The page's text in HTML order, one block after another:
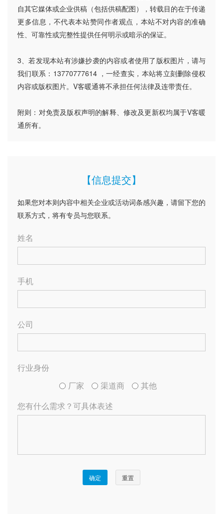
自其它媒体或企业供稿（包括供稿配图），转载目的在于传递
更多信息，不代表本站赞同作者观点，本站不对内容的准确
性、可靠性或完整性提供任何明示或暗示的保证。
3、若发现本站有涉嫌抄袭的内容或者使用了版权图片，请与
我们联系：13770777614 ，一经查实，本站将立刻删除侵权
内容或版权图片。V客暖通将不承担任何法律及连带责任。
附则：对免责及版权声明的解释、修改及更新权均属于V客暖
通所有。